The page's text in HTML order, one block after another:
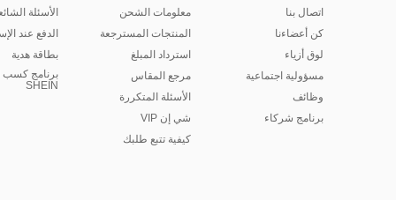
اتصال بنا
كن أعضاءنا
لوق أزياء
مسؤولية اجتماعية
وظائف
برنامج شركاء
معلومات الشحن
المنتجات المسترجعة
استرداد المبلغ
مرجع المقاس
الأسئلة المتكررة
شي إن VIP
كيفية تتبع طلبك
الأسئلة
الدفع عند
بطاقة هدية
برنامج كسب
SHEIN